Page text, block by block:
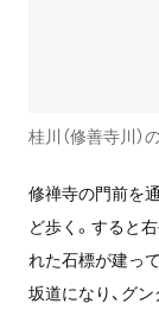
桂川（修善寺川）
修禅寺の門前を
ど歩く。すると
れた石標が建っ
坂道になり、グ